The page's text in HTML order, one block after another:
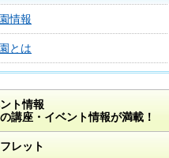
情報
とは
ト情報
講座・イベント情報が満載！
レット